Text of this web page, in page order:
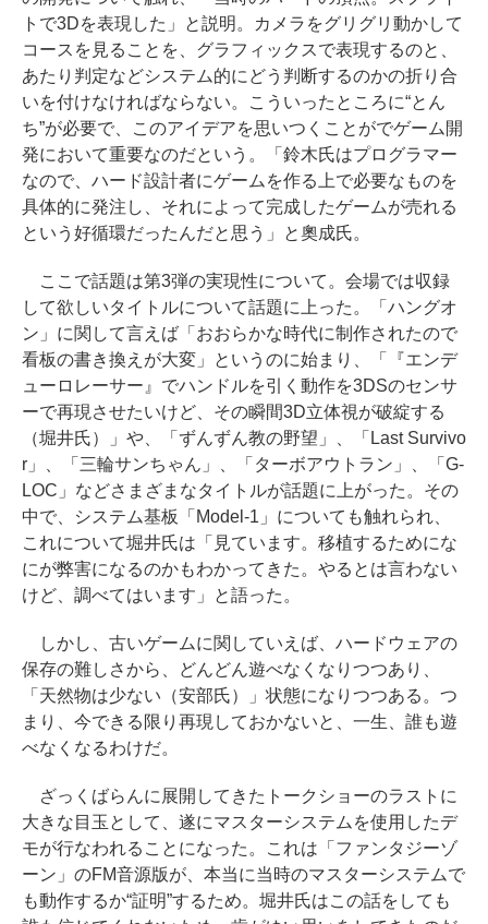
トで3Dを表現した」と説明。カメラをグリグリ動かして
コースを見ることを、グラフィックスで表現するのと、
あたり判定などシステム的にどう判断するのかの折り合
いを付けなければならない。こういったところに“とん
ち”が必要で、このアイデアを思いつくことがでゲーム開
発において重要なのだという。「鈴木氏はプログラマー
なので、ハード設計者にゲームを作る上で必要なものを
具体的に発注し、それによって完成したゲームが売れる
という好循環だったんだと思う」と奧成氏。
ここで話題は第3弾の実現性について。会場では収録
して欲しいタイトルについて話題に上った。「ハングオ
ン」に関して言えば「おおらかな時代に制作されたので
看板の書き換えが大変」というのに始まり、「『エンデ
ューロレーサー』でハンドルを引く動作を3DSのセンサ
ーで再現させたいけど、その瞬間3D立体視が破綻する
（堀井氏）」や、「ずんずん教の野望」、「Last Survivo
r」、「三輪サンちゃん」、「ターボアウトラン」、「G-
LOC」などさまざまなタイトルが話題に上がった。その
中で、システム基板「Model-1」についても触れられ、
これについて堀井氏は「見ています。移植するためにな
にが弊害になるのかもわかってきた。やるとは言わない
けど、調べてはいます」と語った。
しかし、古いゲームに関していえば、ハードウェアの
保存の難しさから、どんどん遊べなくなりつつあり、
「天然物は少ない（安部氏）」状態になりつつある。つ
まり、今できる限り再現しておかないと、一生、誰も遊
べなくなるわけだ。
ざっくばらんに展開してきたトークショーのラストに
大きな目玉として、遂にマスターシステムを使用したデ
モが行なわれることになった。これは「ファンタジーゾ
ーン」のFM音源版が、本当に当時のマスターシステムで
も動作するか“証明”するため。堀井氏はこの話をしても